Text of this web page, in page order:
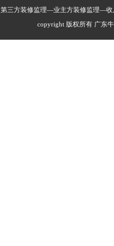
第三方装修监理—业主方装修监理—
copyright 版权所有 广东